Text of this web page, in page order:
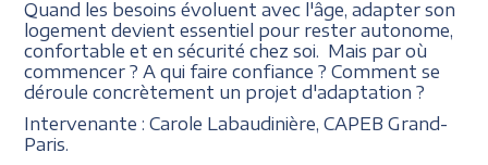
Quand les besoins évoluent avec l'âge, adapter son
logement devient essentiel pour rester autonome,
confortable et en sécurité chez soi. Mais par où
commencer ? A qui faire confiance ? Comment se
déroule concrètement un projet d'adaptation ?
Intervenante : Carole Labaudinière, CAPEB Grand-
Paris.